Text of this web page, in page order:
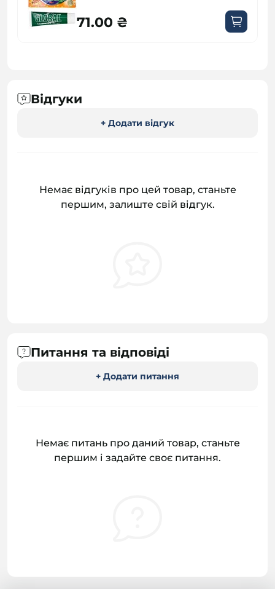
71.00 ₴
Відгуки
+ Додати відгук
Немає відгуків про цей товар, станьте
першим, залиште свій відгук.
Питання та відповіді
+ Додати питання
Немає питань про даний товар, станьте
першим і задайте своє питання.